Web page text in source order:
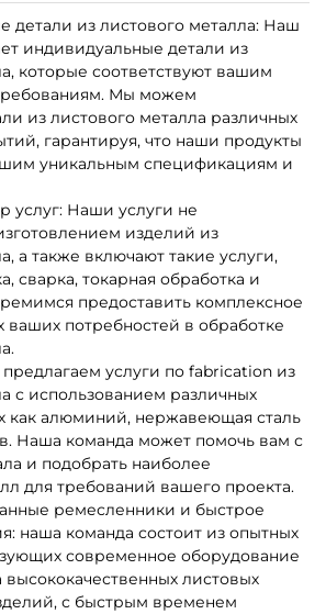
детали из листового металла: Наш
индивидуальные детали из
которые соответствуют вашим
Мы можем
из листового металла различных
гарантируя, что наши продукты
уникальным спецификациям и
услуг: Наши услуги не
изделий из
а также включают такие услуги,
сварка, токарная обработка и
предоставить комплексное
ваших потребностей в обработке
услуги по fabrication из
с использованием различных
как алюминий, нержавеющая сталь
Наша команда может помочь вам с
и подобрать наиболее
для требований вашего проекта.
ремесленники и быстрое
наша команда состоит из опытных
современное оборудование
высококачественных листовых
с быстрым временем